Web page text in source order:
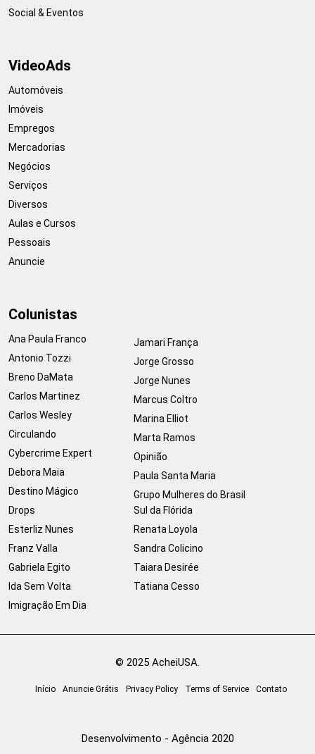
Social & Eventos
VideoAds
Automóveis
Imóveis
Empregos
Mercadorias
Negócios
Serviços
Diversos
Aulas e Cursos
Pessoais
Anuncie
Colunistas
Ana Paula Franco
Antonio Tozzi
Breno DaMata
Carlos Martinez
Carlos Wesley
Circulando
Cybercrime Expert
Debora Maia
Destino Mágico
Drops
Esterliz Nunes
Franz Valla
Gabriela Egito
Ida Sem Volta
Imigração Em Dia
Jamari França
Jorge Grosso
Jorge Nunes
Marcus Coltro
Marina Elliot
Marta Ramos
Opinião
Paula Santa Maria
Grupo Mulheres do Brasil
Sul da Flórida
Renata Loyola
Sandra Colicino
Taiara Desirée
Tatiana Cesso
© 2025 AcheiUSA.
Início Anuncie Grátis Privacy Policy Terms of Service Contato
Desenvolvimento - Agência 2020